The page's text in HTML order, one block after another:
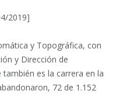
2019]
y Topográfica, con
y Dirección de
también es la carrera en la
72 de 1.152